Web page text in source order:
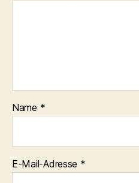
Name *
E-Mail-Adresse *